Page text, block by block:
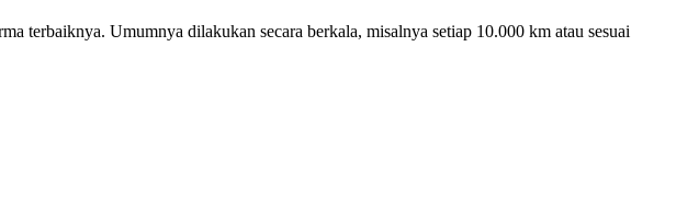
terbaiknya. Umumnya dilakukan secara berkala, misalnya setiap 10.000 km atau sesuai